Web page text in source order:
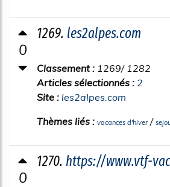
0
1269. les2alpes.com
Classement : 1269/ 1282
Articles sélectionnés : 2
Site : les2alpes.com
Thèmes liés : vacances d'hiver /
0
1270. https://www.vtf-